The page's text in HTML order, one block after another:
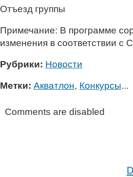
Отъезд группы
Примечание: В программе
изменения в соответствии с
Рубрики: Новости
Метки: Акватлон, Конкурсы...
Comments are disabled